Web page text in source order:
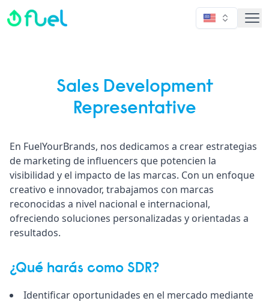
Fuel
Sales Development
Representative
En FuelYourBrands, nos dedicamos a crear estrategias
de marketing de influencers que potencien la
visibilidad y el impacto de las marcas. Con un enfoque
creativo e innovador, trabajamos con marcas
reconocidas a nivel nacional e internacional,
ofreciendo soluciones personalizadas y orientadas a
resultados.
¿Qué harás como SDR?
Identificar oportunidades en el mercado mediante